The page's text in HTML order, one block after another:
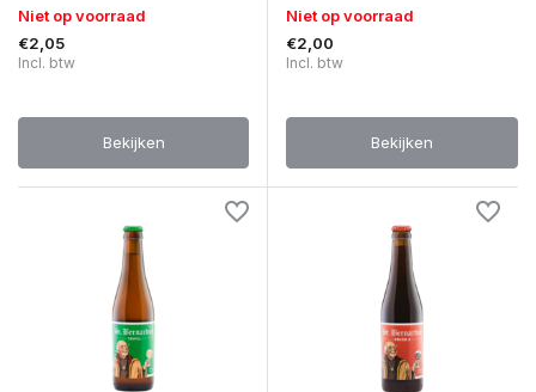
Niet op voorraad
€2,05
Incl. btw
Bekijken
Niet op voorraad
€2,00
Incl. btw
Bekijken